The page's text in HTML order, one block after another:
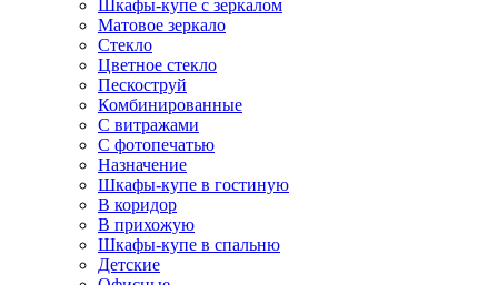
Шкафы-купе с зеркалом
Матовое зеркало
Стекло
Цветное стекло
Пескоструй
Комбинированные
С витражами
С фотопечатью
Назначение
Шкафы-купе в гостиную
В коридор
В прихожую
Шкафы-купе в спальню
Детские